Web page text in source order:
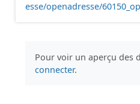
esse/openadresse/
Pour voir un aperçu des
connecter.